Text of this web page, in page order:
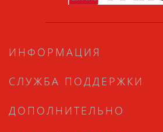
ИНФОРМАЦИЯ
СЛУЖБА ПОДДЕРЖКИ
ДОПОЛНИТЕЛЬНО